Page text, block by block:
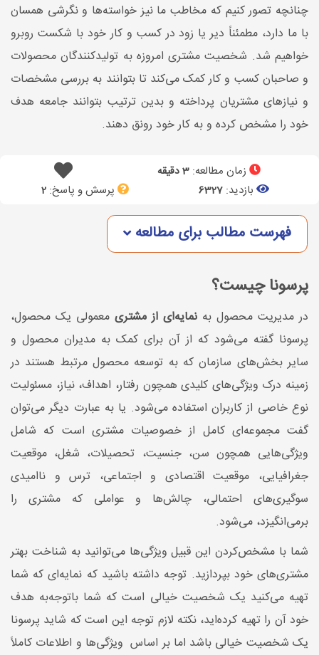
چنانچه تصور کنیم که مخاطب ما نیز خواسته‌ها و نگرشی همسان
با ما دارد، مطمئناً دیر یا زود در کسب‌ و کار خود با شکست روبرو
خواهیم شد. شخصیت مشتری امروزه به تولیدکنندگان محصولات
و صاحبان کسب‌ و کار کمک می‌کند تا بتوانند به بررسی مشخصات
و نیازهای مشتریان پرداخته و بدین ترتیب بتوانند جامعه هدف
خود را مشخص کرده و به کار خود رونق دهند.
زمان مطالعه: 3 دقیقه
بازدید: 6327 پرسش و پاسخ: 2
فهرست مطالب برای مطالعه
پرسونا چیست؟
در مدیریت محصول به نمایه‌ای از مشتری معمولی یک محصول،
پرسونا گفته می‌شود که از آن برای کمک به مدیران محصول و
سایر بخش‌های سازمان که به توسعه محصول مرتبط هستند در
زمینه درک ویژگی‌های کلیدی همچون رفتار، اهداف، نیاز، مسئولیت
نوع خاصی از کاربران استفاده می‌شود. یا به‌ عبارت ‌دیگر می‌توان
گفت مجموعه‌ای کامل از خصوصیات مشتری است که شامل
ویژگی‌هایی همچون سن، جنسیت، تحصیلات، شغل، موقعیت
جغرافیایی، موقعیت اقتصادی و اجتماعی، ترس و ناامیدی
سوگیری‌های احتمالی، چالش‌ها و عواملی که مشتری را
برمی‌انگیزد، می‌شود.
شما با مشخص‌کردن این قبیل ویژگی‌ها می‌توانید به شناخت بهتر
مشتری‌های خود بپردازید. توجه داشته باشید که نمایه‌ای که شما
تهیه می‌کنید یک شخصیت خیالی است که شما باتوجه‌به هدف
خود آن را تهیه کرده‌اید، نکته لازم توجه این است که شاید پرسونا
یک شخصیت خیالی باشد اما بر اساس ویژگی‌ها و اطلاعات کاملاً